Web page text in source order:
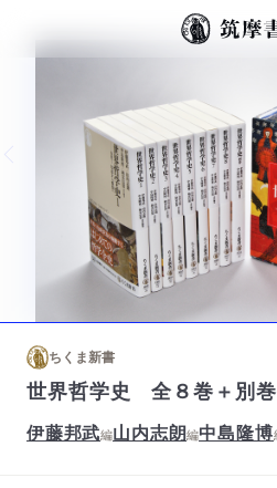
Previous slide
ちくま新書
世界哲学史 全８巻＋別
伊藤邦武編山内志朗編中島隆博